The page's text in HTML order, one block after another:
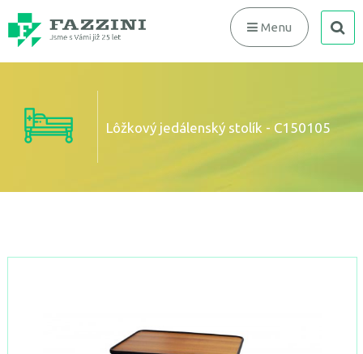
Menu
Lôžkový jedálenský stolík - C150105